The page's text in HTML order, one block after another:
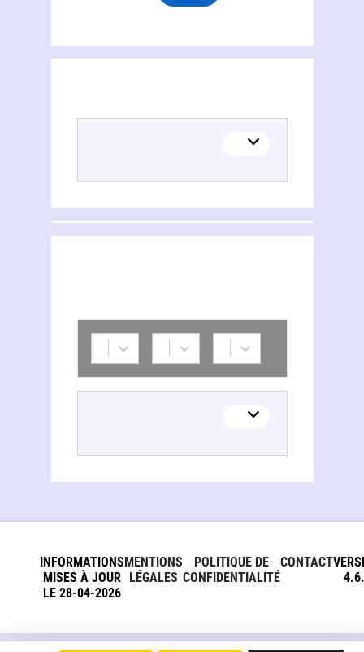
INFORMATIONS
MISES À JOUR
LE 28-04-2026
MENTIONS
LÉGALES
POLITIQUE DE
CONFIDENTIALITÉ
CONTACT